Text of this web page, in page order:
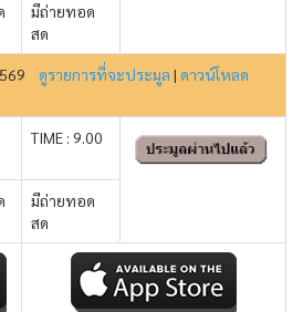
มีถ่ายทอด
สด
ดูรายการที่จะประมูล | ดาวน์โหลด
TIME : 9.00
มีถ่ายทอด
สด